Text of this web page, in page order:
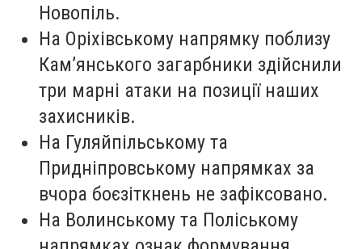
Новопіль.
На Оріхівському напрямку поблизу
Кам’янського загарбники здійснили
три марні атаки на позиції наших
захисників.
На Гуляйпільському та
Придніпровському напрямках за
вчора боєзіткнень не зафіксовано.
На Волинському та Поліському